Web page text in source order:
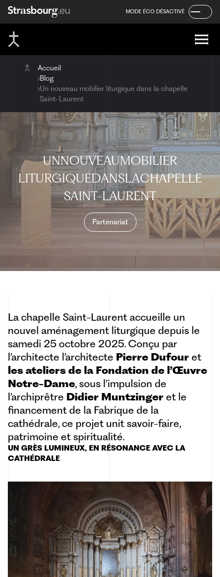
Aller
au
contenu
Aller
au
menu
Aller
au
pied
de
page
MODE ÉCO DÉSACTIVÉ
Accueil
Blog
Un nouveau mobilier liturgique dans la chapelle
Saint-Laurent
UNNOUVEAUMOBILIER
LITURGIQUEDANSLACHAPELLE
SAINT-LAURENT
Partenariat
La chapelle Saint-Laurent accueille un
nouvel aménagement liturgique depuis le
samedi 25 octobre 2025. Conçu par
l’architecte l’architecte Pierre Dufour et
les ateliers de la Fondation de l’Œuvre
Notre-Dame, sous l’impulsion de
l’archiprêtre Didier Muntzinger et le
financement de la Fabrique de la
cathédrale, ce projet unit savoir-faire,
patrimoine et spiritualité.
UN GRÈS LUMINEUX, EN RÉSONANCE AVEC LA
CATHÉDRALE
Panneau de gestion des cookies